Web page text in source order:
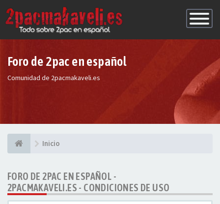
de
Foro de 2pac en español
Comunidad de 2pacmakaveli.es
Inicio
FORO DE 2PAC EN ESPAÑOL -
2PACMAKAVELI.ES - CONDICIONES DE USO